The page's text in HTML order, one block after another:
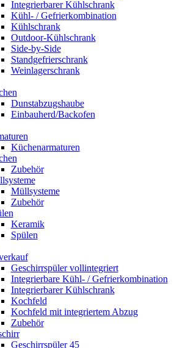
Integrierbarer Kühlschrank
Kühl- / Gefrierkombination
Kühlschrank
Outdoor-Kühlschrank
Side-by-Side
Standgefrierschrank
Weinlagerschrank
Dunstabzugshaube
Einbauherd/Backofen
Küchenarmaturen
Zubehör
Müllsysteme
Zubehör
Keramik
Spülen
Geschirrspüler vollintegriert
Integrierbare Kühl- / Gefrierkombination
Integrierbarer Kühlschrank
Kochfeld
Kochfeld mit integriertem Abzug
Zubehör
Geschirrspüler 45